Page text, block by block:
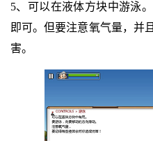
5、可以在液体方块中游泳
即可。但要注意氧气量，并
害。